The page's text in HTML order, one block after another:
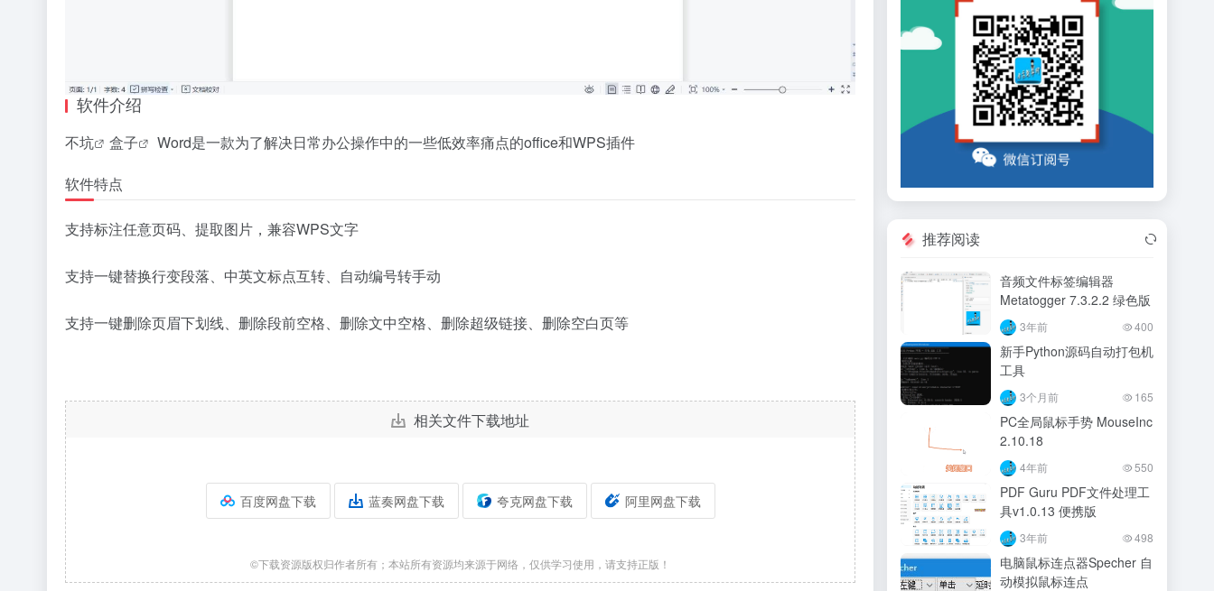
软件介绍
不坑 盒子
Word是一款为了解决日常办公操作中的一些低效率痛点的office和WPS插件
软件特点
支持标注任意页码、提取图片，兼容WPS文字
支持一键替换行变段落、中英文标点互转、自动编号转手动
支持一键删除页眉下划线、删除段前空格、删除文中空格、删除超级链接、删除空白页等
相关文件下载地址
百度网盘下载 蓝奏网盘下载 夸克网盘下载 阿里网盘下载
©下载资源版权归作者所有；本站所有资源均来源于网络，仅供学习使用，请支持正版！
推荐阅读
音频文件标签编辑器
Metatogger 7.3.2.2 绿色版
3年前 400
新手Python源码自动打包机
工具
3个月前 165
PC全局鼠标手势 MouseInc
2.10.18
4年前 550
PDF Guru PDF文件处理工
具v1.0.13 便携版
3年前 498
电脑鼠标连点器Specher 自
动模拟鼠标连点